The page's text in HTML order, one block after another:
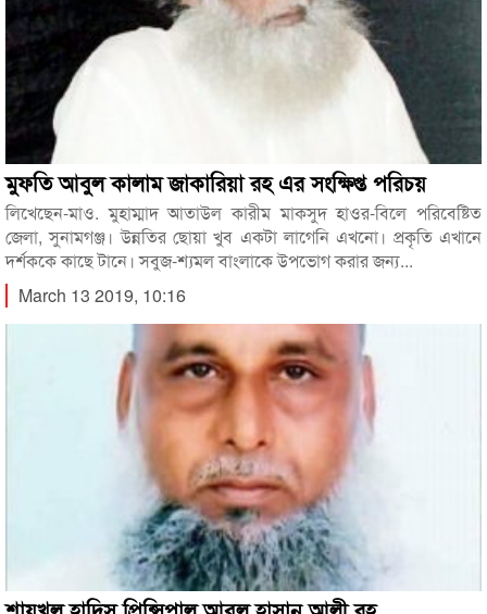
মুফতি আবুল কালাম জাকারিয়া রহ এর সংক্ষিপ্ত পরিচয়
লিখেছেন-মাও. মুহাম্মাদ আতাউল কারীম মাকসুদ হাওর-বিলে পরিবেষ্টিত
জেলা, সুনামগঞ্জ। উন্নতির ছোয়া খুব একটা লাগেনি এখনো। প্রকৃতি এখানে
দর্শককে কাছে টানে। সবুজ-শ্যমল বাংলাকে উপভোগ করার জন্য...
March 13 2019, 10:16